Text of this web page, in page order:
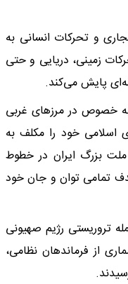
و تحرکات انسانی به
زمینی، دریایی و حتی
پایش می‌کند.
خصوص در مرزهای غربی
اسلامی خود را مکلف به
بزرگ ایران در خطوط
تمامی توان و جان خود
در پی حمله تروریستی رژیم صهیونی
از فرماندهان نظامی،